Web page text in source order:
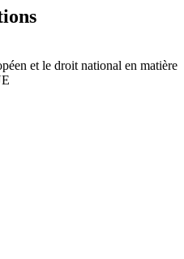
et le droit national en matière